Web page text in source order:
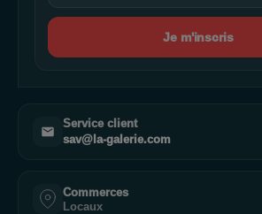
Je m'inscris
Service client
sav@la-galerie.com
Commerces
Locaux